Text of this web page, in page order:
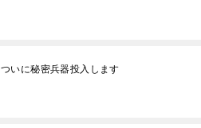
ついに秘密兵器投入します